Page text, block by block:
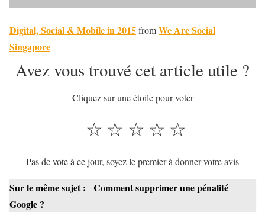
Digital, Social & Mobile in 2015fromWe Are Social
Singapore
Avez vous trouvé cet article utile ?
Cliquez sur une étoile pour voter
☆
☆
☆
☆
☆
Pas de vote à ce jour, soyez le premier à donner votre avis
Sur le même sujet :
Comment supprimer une pénalité
Google ?